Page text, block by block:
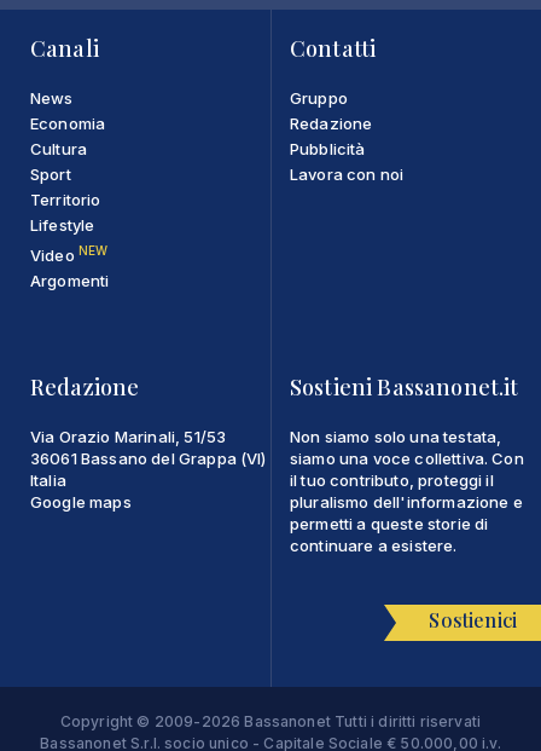
Canali
News
Economia
Cultura
Sport
Territorio
Lifestyle
Video NEW
Argomenti
Contatti
Gruppo
Redazione
Pubblicità
Lavora con noi
Redazione
Via Orazio Marinali, 51/53
36061 Bassano del Grappa (VI)
Italia
Google maps
Sostieni Bassanonet.it
Non siamo solo una testata,
siamo una voce collettiva. Con
il tuo contributo, proteggi il
pluralismo dell'informazione e
permetti a queste storie di
continuare a esistere.
Sostienici
Copyright © 2009-2026 Bassanonet Tutti i diritti riservati
Bassanonet S.r.l. socio unico - Capitale Sociale € 50.000,00 i.v.